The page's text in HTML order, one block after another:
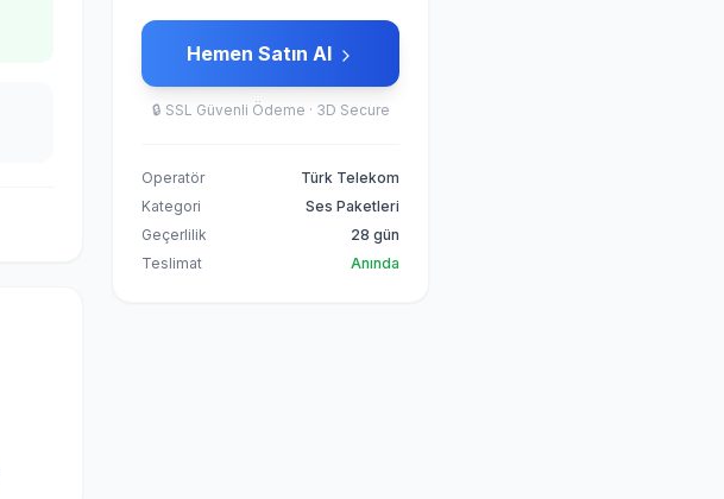
Hemen Satın Al
🔒 SSL Güvenli Ödeme · 3D Secure
Operatör
Türk Telekom
Kategori
Ses Paketleri
Geçerlilik
28 gün
Teslimat
Anında